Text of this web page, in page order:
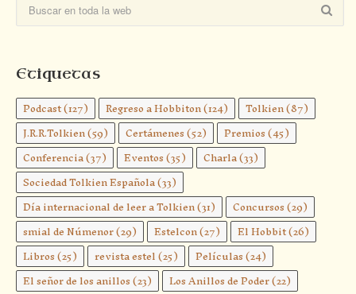
Etiquetas
Podcast(127) Regreso a Hobbiton(124) Tolkien(87)
J.R.R.Tolkien(59) Certámenes(52) Premios(45)
Conferencia(37) Eventos(35) Charla(33)
Sociedad Tolkien Española(33)
Día internacional de leer a Tolkien(31) Concursos(29)
smial de Númenor(29) Estelcon(27) El Hobbit(26)
Libros(25) revista estel(25) Películas(24)
El señor de los anillos(23) Los Anillos de Poder(22)